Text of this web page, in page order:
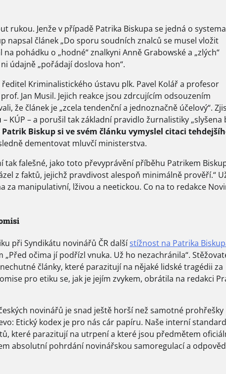
rukou. Jenže v případě Patrika Biskupa se jedná o
napsal článek „Do sporu soudních znalců se musel vložit
pohádku o „hodné“ znalkyni Anně Grabowské a „zlých“
údajně „pořádají doslova hon“.
ředitel Kriminalistického ústavu plk. Pavel Kolář a profesor
Jan Musil. Jejich reakce jsou zdrcujícím odsouzením
že článek je „zcela tendenční a jednoznačně účelový“.
– KÚP – a porušil tak základní pravidlo žurnalistiky „slyšena
Patrik Biskup si ve svém článku vymyslel citaci
dementovat mluvčí ministerstva.
tak falešné, jako toto převyprávění příběhu Patrikem
z faktů, jejichž pravdivost alespoň minimálně prověří.“
za manipulativní, lživou a neetickou. Co na to redakce
při Syndikátu novinářů ČR dalšístížnost na Patrika
očima jí podřízl vnuka. Už ho nezachránila“.
články, které parazitují na nějaké lidské tragédii za
pro etiku se, jak je jejím zvykem, obrátila na redakci
novinářů je snad ještě horší než samotné prohřešky
Etický kodex je pro nás cár papíru. Naše interní
které parazitují na utrpení a které jsou předmětem
absolutní pohrdání novinářskou samoregulací a